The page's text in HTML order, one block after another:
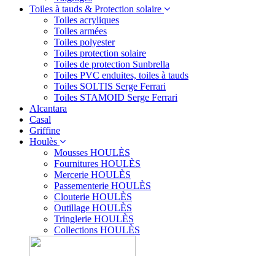
Toiles à tauds & Protection solaire
Toiles acryliques
Toiles armées
Toiles polyester
Toiles protection solaire
Toiles de protection Sunbrella
Toiles PVC enduites, toiles à tauds
Toiles SOLTIS Serge Ferrari
Toiles STAMOID Serge Ferrari
Alcantara
Casal
Griffine
Houlès
Mousses HOULÈS
Fournitures HOULÈS
Mercerie HOULÈS
Passementerie HOULÈS
Clouterie HOULÈS
Outillage HOULÈS
Tringlerie HOULÈS
Collections HOULÈS